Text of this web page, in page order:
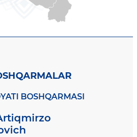
BOSHQARMASI